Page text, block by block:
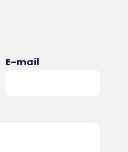
E-mail